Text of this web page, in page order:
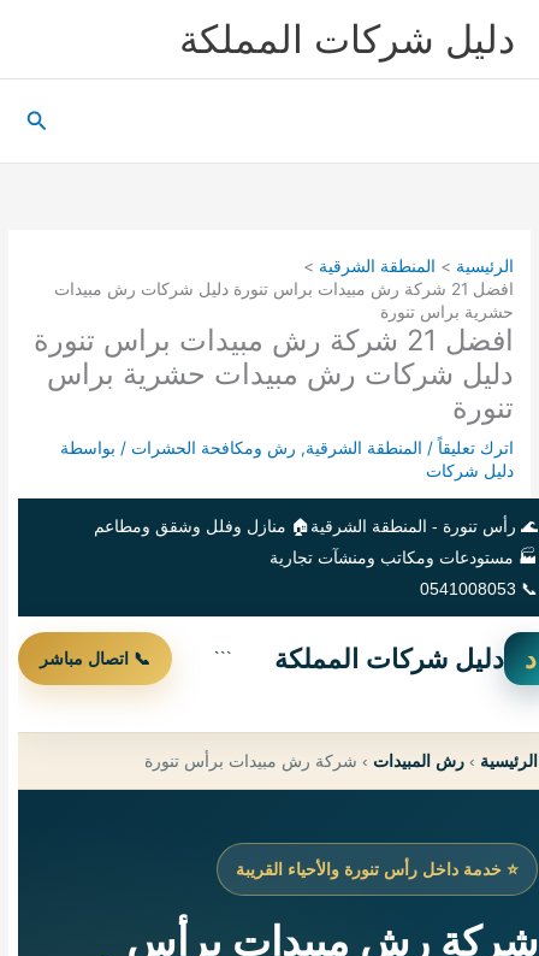
دليل شركات المملكة
الرئيسية
المنطقة الشرقية
افضل 21 شركة رش مبيدات براس تنورة دليل شركات رش مبيدات
حشرية براس تنورة
افضل 21 شركة رش مبيدات براس تنورة
دليل شركات رش مبيدات حشرية براس
تنورة
اترك تعليقاً / المنطقة الشرقية, رش ومكافحة الحشرات / بواسطة
دليل شركات
🌊 رأس تنورة - المنطقة الشرقية🏠 منازل وفلل وشقق ومطاعم
🏭 مستودعات ومكاتب ومنشآت تجارية
📞 0541008053
د دليل شركات المملكة ``` 📞 اتصال مباشر
الرئيسية › رش المبيدات › شركة رش مبيدات برأس تنورة
⭐ خدمة داخل رأس تنورة والأحياء القريبة
شركة رش مبيدات برأس